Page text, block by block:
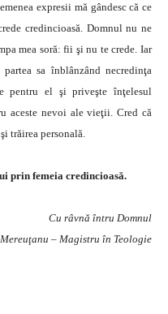
expresii mă gândesc că ce
credincioasă. Domnul nu ne
mea soră: fii şi nu te crede. Iar
sa înblânzând necredinţa
pentru el şi priveşte înţelesul
aceste nevoi ale vieţii. Cred că
trăirea personală.
prin femeia credincioasă.
Cu râvnă întru Domnul
– Magistru în Teologie